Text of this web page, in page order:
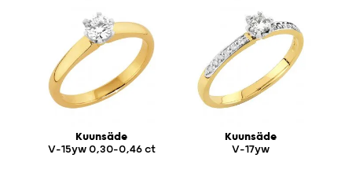
Kuunsäde
V-15yw 0,30-0,46 ct
Kuunsäde
V-17yw